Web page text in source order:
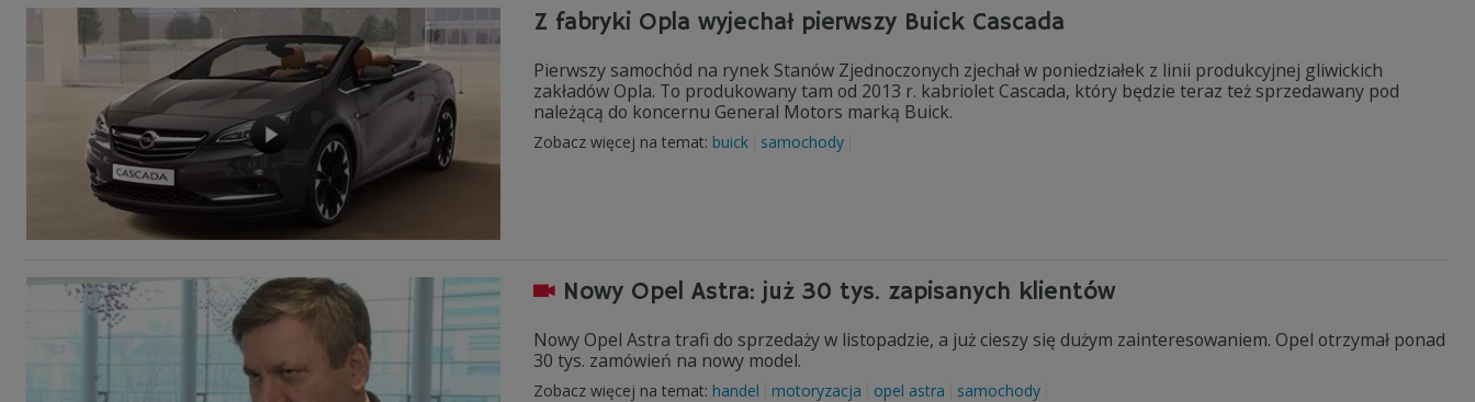
Z fabryki Opla wyjechał pierwszy Buick Cascada
Pierwszy samochód na rynek Stanów Zjednoczonych zjechał w poniedziałek z linii produkcyjnej gliwickich
zakładów Opla. To produkowany tam od 2013 r. kabriolet Cascada, który będzie teraz też sprzedawany pod
należącą do koncernu General Motors marką Buick.
Zobacz więcej na temat: buick samochody
Nowy Opel Astra: już 30 tys. zapisanych klientów
Nowy Opel Astra trafi do sprzedaży w listopadzie, a już cieszy się dużym zainteresowaniem. Opel otrzymał ponad
30 tys. zamówień na nowy model.
Zobacz więcej na temat: handel motoryzacja opel astra samochody